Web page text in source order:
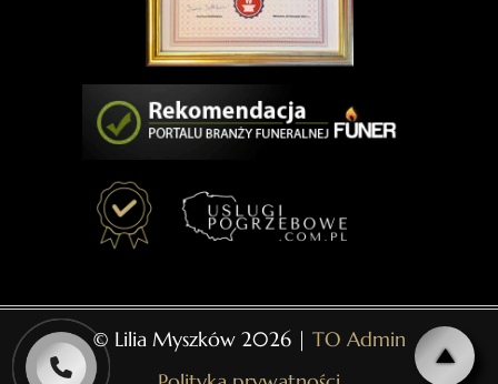
© Lilia Myszków 2026 | TO Admin